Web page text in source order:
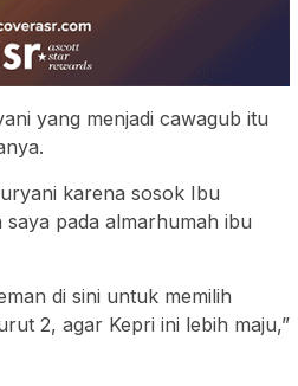
yang menjadi cawagub itu
karena sosok Ibu
pada almarhumah ibu
di sini untuk memilih
2, agar Kepri ini lebih maju,”